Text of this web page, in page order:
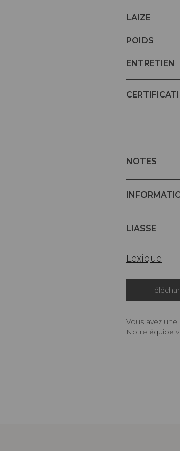
LAIZE
POIDS
ENTRETIEN
NOTES
LIASSE
Lexique
Vous avez
Notre équipe